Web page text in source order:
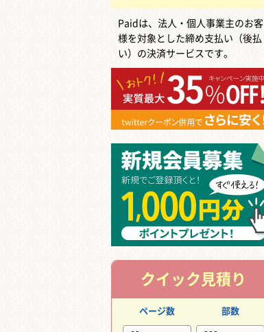
Paidは、法人・個人事業主のお客
様を対象とした締め支払い（後払
い）の決済サービスです。
クイック見積り
ページ数 部数